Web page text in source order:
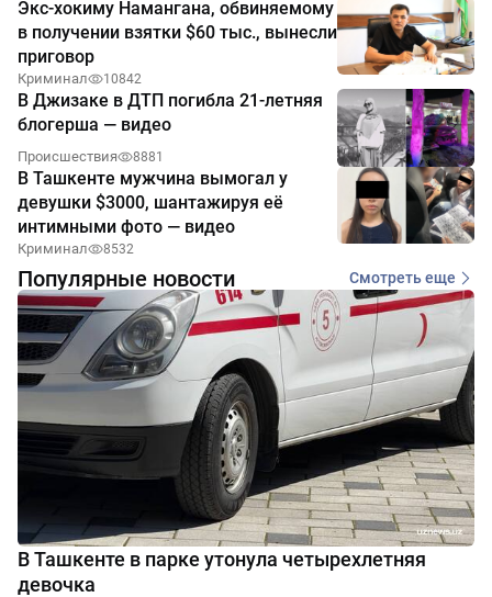
Экс-хокиму Намангана, обвиняемому
в получении взятки $60 тыс., вынесли
приговор
Криминал 10842
В Джизаке в ДТП погибла 21-летняя
блогерша — видео
Происшествия 8881
В Ташкенте мужчина вымогал у
девушки $3000, шантажируя её
интимными фото — видео
Криминал 8532
Популярные новости Смотреть еще
В Ташкенте в парке утонула четырехлетняя
девочка